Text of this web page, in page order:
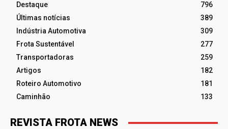
Destaque
796
Últimas notícias
389
Indústria Automotiva
309
Frota Sustentável
277
Transportadoras
259
Artigos
182
Roteiro Automotivo
181
Caminhão
133
REVISTA FROTA NEWS